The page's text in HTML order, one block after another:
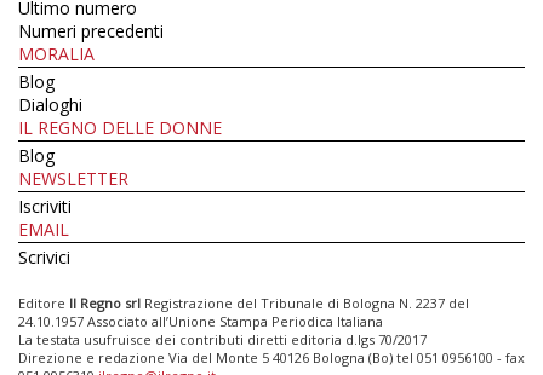
Ultimo numero
Numeri precedenti
MORALIA
Blog
Dialoghi
IL REGNO DELLE DONNE
Blog
NEWSLETTER
Iscriviti
EMAIL
Scrivici
Editore Il Regno srl Registrazione del Tribunale di Bologna N. 2237 del
24.10.1957 Associato all’Unione Stampa Periodica Italiana
La testata usufruisce dei contributi diretti editoria d.lgs 70/2017
Direzione e redazione Via del Monte 5 40126 Bologna (Bo) tel 051 0956100 - fax